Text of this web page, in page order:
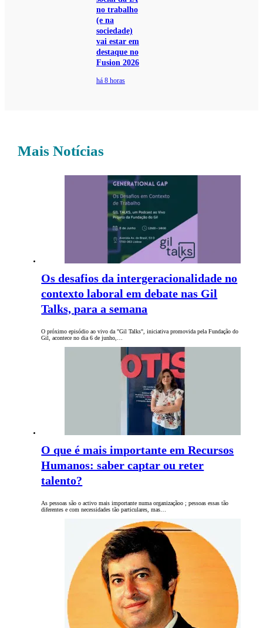
no trabalho
(e na
sociedade)
vai estar em
destaque no
Fusion 2026
há 8 horas
Mais Notícias
Os desafios da intergeracionalidade no
contexto laboral em debate nas Gil
Talks, para a semana
O próximo episódio ao vivo da "Gil Talks", iniciativa promovida pela Fundação do
Gil, acontece no dia 6 de junho,…
O que é mais importante em Recursos
Humanos: saber captar ou reter
talento?
As pessoas são o activo mais importante numa organizaçãoo ; pessoas essas tão
diferentes e com necessidades tão particulares, mas…